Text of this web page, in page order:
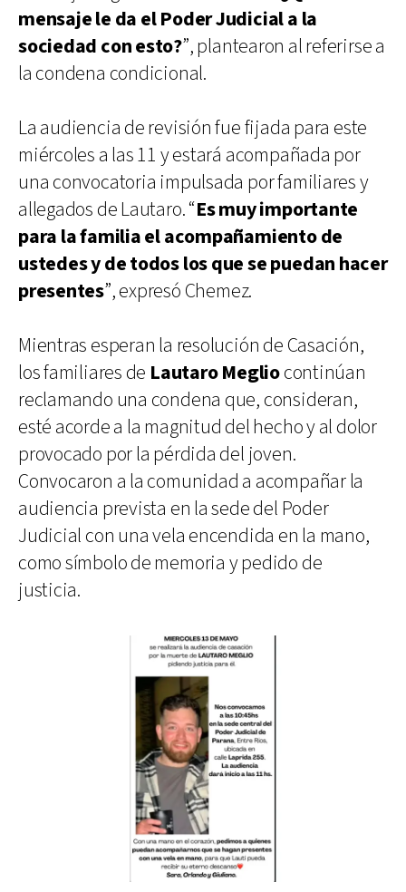
mensaje le da el Poder Judicial a la
sociedad con esto?”, plantearon al referirse a
la condena condicional.
La audiencia de revisión fue fijada para este
miércoles a las 11 y estará acompañada por
una convocatoria impulsada por familiares y
allegados de Lautaro. “Es muy importante
para la familia el acompañamiento de
ustedes y de todos los que se puedan hacer
presentes”, expresó Chemez.
Mientras esperan la resolución de Casación,
los familiares de Lautaro Megliocontinúan
reclamando una condena que, consideran,
esté acorde a la magnitud del hecho y al dolor
provocado por la pérdida del joven.
Convocaron a la comunidad a acompañar la
audiencia prevista en la sede del Poder
Judicial con una vela encendida en la mano,
como símbolo de memoria y pedido de
justicia.